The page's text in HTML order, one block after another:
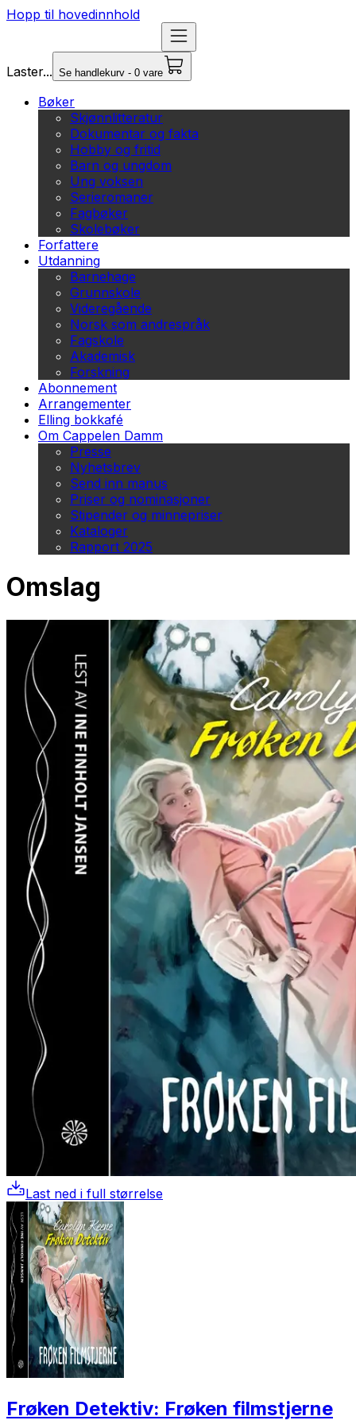
Hopp til hovedinnhold
Laster... Se handlekurv - 0 vare
Bøker
Skjønnlitteratur
Dokumentar og fakta
Hobby og fritid
Barn og ungdom
Ung voksen
Serieromaner
Fagbøker
Skolebøker
Forfattere
Utdanning
Barnehage
Grunnskole
Videregående
Norsk som andrespråk
Fagskole
Akademisk
Forskning
Abonnement
Arrangementer
Elling bokkafé
Om Cappelen Damm
Presse
Nyhetsbrev
Send inn manus
Priser og nominasjoner
Stipender og minnepriser
Kataloger
Rapport 2025
Omslag
Last ned i full størrelse
Frøken Detektiv: Frøken filmstjerne